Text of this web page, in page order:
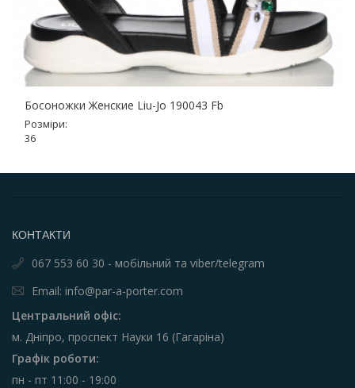
Босоножки Женские Liu-Jo 190043 Fb
Розміри:
36
КОНТАКТИ
067 553 60 30 - мобільний та viber/telegram
Email: info@par-a-porter.com
Центральний офіс:
м. Дніпро, проспект Науки 16 (Гагаріна)
Графік роботи:
пн - пт 11:00 - 19:00